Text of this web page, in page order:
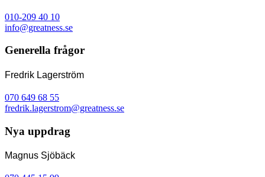
010-209 40 10
info@greatness.se
Generella frågor
Fredrik Lagerström
070 649 68 55
fredrik.lagerstrom@greatness.se
Nya uppdrag
Magnus Sjöbäck